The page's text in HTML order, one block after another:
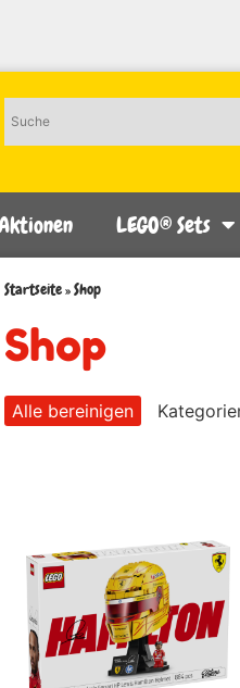
LEGO® Sets
Startseite»Shop
Shop
Alle bereinigen